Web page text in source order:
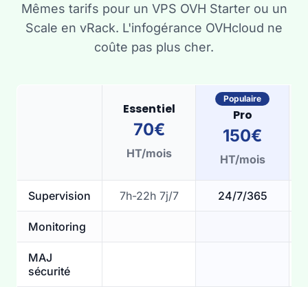
Mêmes tarifs pour un VPS OVH Starter ou un
Scale en vRack. L'infogérance OVHcloud ne
coûte pas plus cher.
Essentiel
70€
HT/mois
Populaire
Pro
150€
HT/mois
Supervision 7h-22h 7j/7 24/7/365
Monitoring
MAJ
sécurité